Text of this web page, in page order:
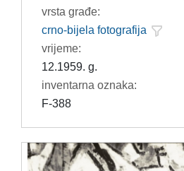
vrsta građe:
crno-bijela fotografija
vrijeme:
12.1959. g.
inventarna oznaka:
F-388